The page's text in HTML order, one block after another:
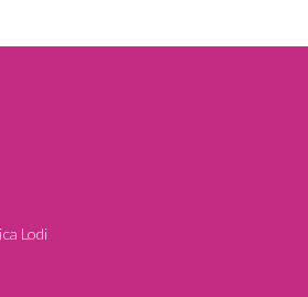
Lodi